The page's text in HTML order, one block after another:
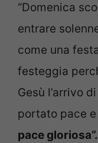
“Domenica
entrare
come una
festeggia
Gesù l’arrivo
portato pace e
pace gloriosa”.